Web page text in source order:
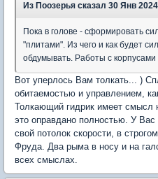
Из Поозерья сказал 30 Янв
Пока в голове - сформировать
"плитами". Из чего и как будет
обдумывать. Работы с
Вот уперлось Вам толкать... )
обитаемостью и управлением,
Толкающий гидрик имеет смысл
это оправдано полностью. У
свой потолок скорости, в
Фруда. Два рыма в носу и на
всех смыслах.